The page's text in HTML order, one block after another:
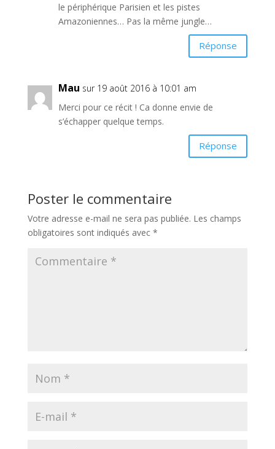
le périphérique Parisien et les pistes
Amazoniennes… Pas la même jungle…
Réponse
Mau sur 19 août 2016 à 10:01 am
Merci pour ce récit ! Ca donne envie de
s’échapper quelque temps.
Réponse
Poster le commentaire
Votre adresse e-mail ne sera pas publiée. Les champs
obligatoires sont indiqués avec *